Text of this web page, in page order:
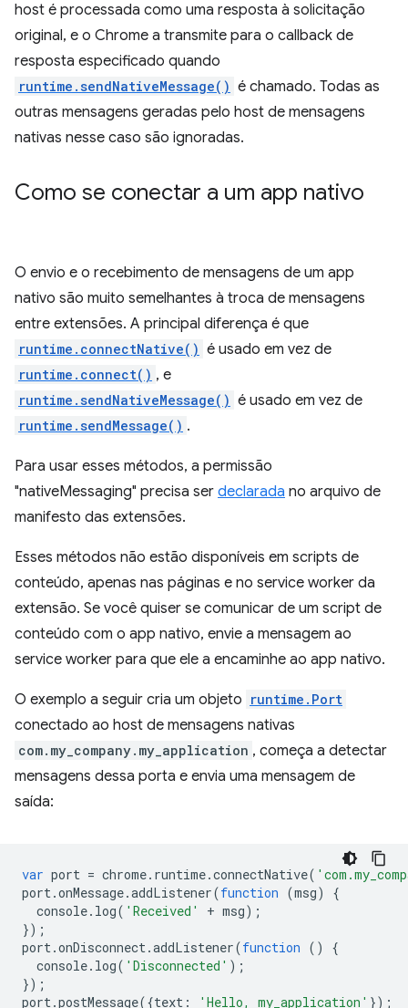
host é processada como uma resposta à solicitação
original, e o Chrome a transmite para o callback de
resposta especificado quando
runtime.sendNativeMessage() é chamado. Todas as
outras mensagens geradas pelo host de mensagens
nativas nesse caso são ignoradas.
Como se conectar a um app nativo
O envio e o recebimento de mensagens de um app
nativo são muito semelhantes à troca de mensagens
entre extensões. A principal diferença é que
runtime.connectNative() é usado em vez de
runtime.connect() , e
runtime.sendNativeMessage() é usado em vez de
runtime.sendMessage() .
Para usar esses métodos, a permissão
"nativeMessaging" precisa ser declarada no arquivo de
manifesto das extensões.
Esses métodos não estão disponíveis em scripts de
conteúdo, apenas nas páginas e no service worker da
extensão. Se você quiser se comunicar de um script de
conteúdo com o app nativo, envie a mensagem ao
service worker para que ele a encaminhe ao app nativo.
O exemplo a seguir cria um objeto runtime.Port
conectado ao host de mensagens nativas
com.my_company.my_application , começa a detectar
mensagens dessa porta e envia uma mensagem de
saída:
var port = chrome. runtime.connectNative(
port.onMessage.addListener(function (msg)
{
console. log( 'Received' + msg);
});
port.onDisconnect.addListener(function ()
{
console. log( 'Disconnected' );
});
port.postMessage({text : 'Hello, my_application' });